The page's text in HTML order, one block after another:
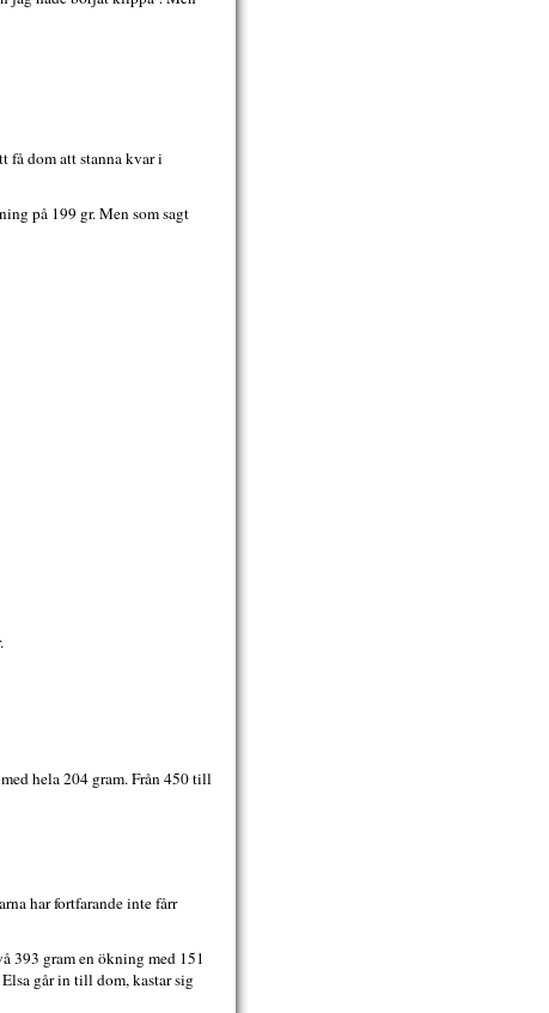
få dom att stanna kvar i
på 199 gr. Men som sagt
hela 204 gram. Från 450 till
har fortfarande inte fårr
393 gram en ökning med 151
går in till dom, kastar sig